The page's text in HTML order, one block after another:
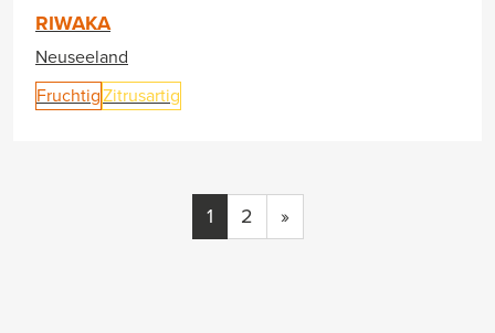
RIWAKA
Neuseeland
FruchtigZitrusartig
1 2 »